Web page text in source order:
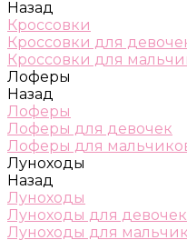
Назад
Кроссовки
Кроссовки для
Кроссовки для
Лоферы
Назад
Лоферы
Лоферы для девочек
Лоферы для
Луноходы
Назад
Луноходы
Луноходы для девочек
Луноходы для